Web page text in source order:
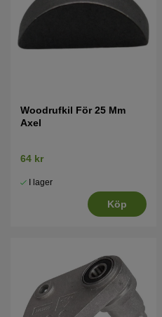
Woodrufkil För 25 Mm
Axel
64 kr
I lager
Köp